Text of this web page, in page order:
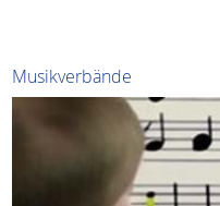
Musikverbände